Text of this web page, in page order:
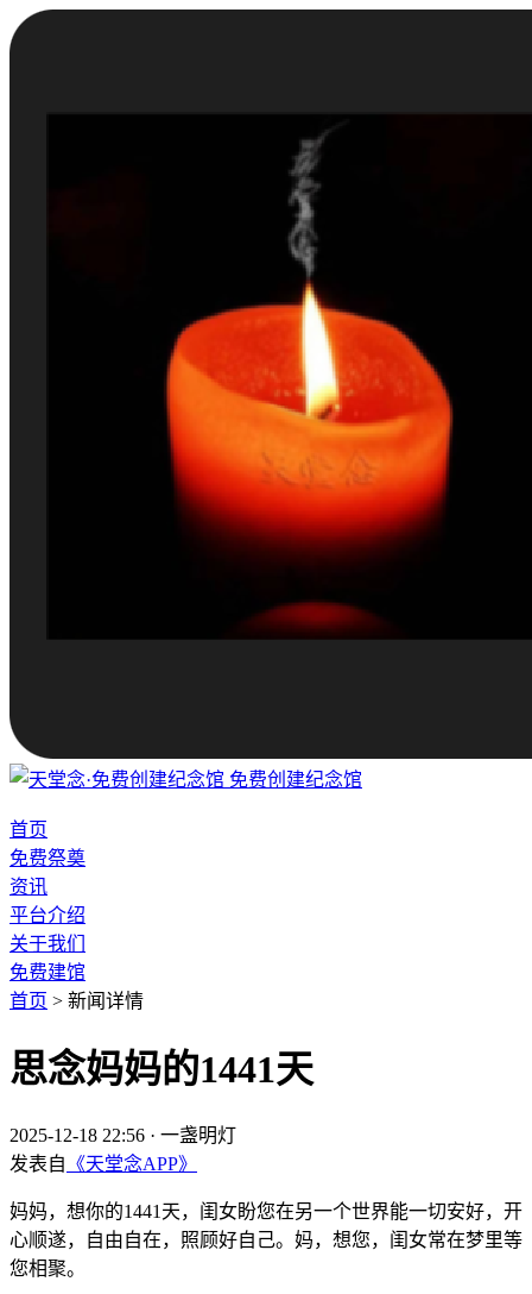
免费创建纪念馆
首页
免费祭奠
资讯
平台介绍
关于我们
免费建馆
首页 > 新闻详情
思念妈妈的1441天
2025-12-18 22:56 · 一盏明灯
发表自 《天堂念APP》
妈妈，想你的1441天，闺女盼您在另一个世界能一切安好，开
心顺遂，自由自在，照顾好自己。妈，想您，闺女常在梦里等
您相聚。